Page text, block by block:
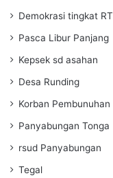
Demokrasi tingkat RT
Pasca Libur Panjang
Kepsek sd asahan
Desa Runding
Korban Pembunuhan
Panyabungan Tonga
rsud Panyabungan
Tegal